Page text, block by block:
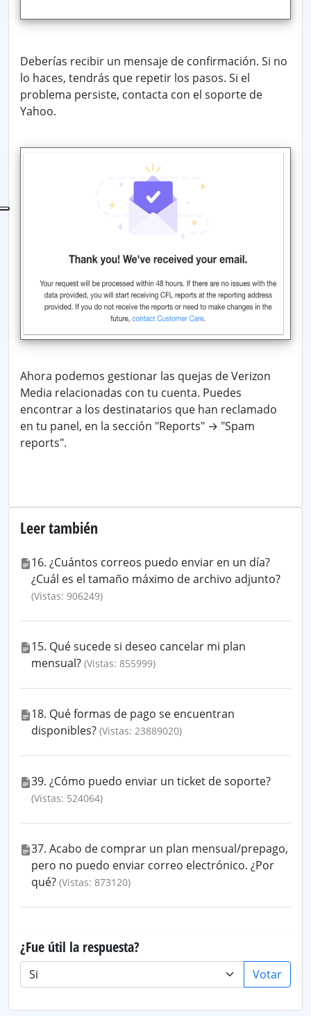
Deberías recibir un mensaje de confirmación. Si no
lo haces, tendrás que repetir los pasos. Si el
problema persiste, contacta con el soporte de
Yahoo.
Ahora podemos gestionar las quejas de Verizon
Media relacionadas con tu cuenta. Puedes
encontrar a los destinatarios que han reclamado
en tu panel, en la sección "Reports" → "Spam
reports".
Leer también
16. ¿Cuántos correos puedo enviar en un día?
¿Cuál es el tamaño máximo de archivo adjunto?
(Vistas: 906249)
15. Qué sucede si deseo cancelar mi plan
mensual? (Vistas: 855999)
18. Qué formas de pago se encuentran
disponibles? (Vistas: 23889020)
39. ¿Cómo puedo enviar un ticket de soporte?
(Vistas: 524064)
37. Acabo de comprar un plan mensual/prepago,
pero no puedo enviar correo electrónico. ¿Por
qué? (Vistas: 873120)
¿Fue útil la respuesta?
Votar